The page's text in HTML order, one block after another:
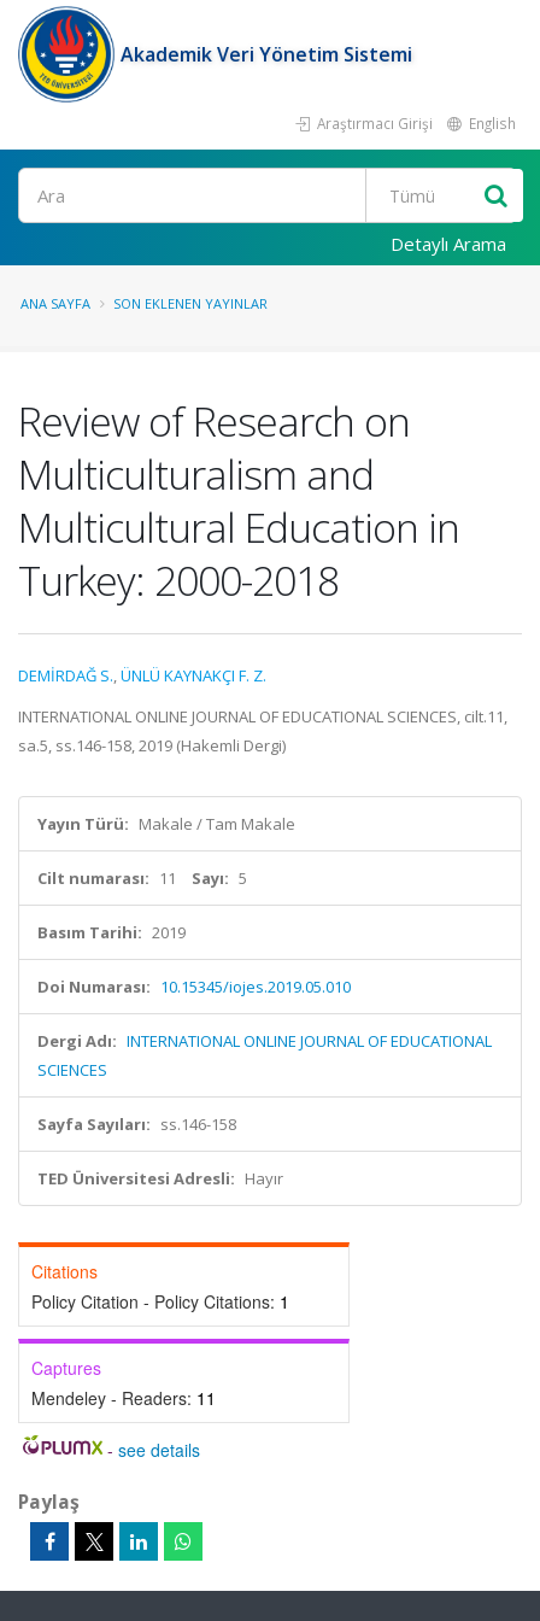
Akademik Veri Yönetim Sistemi
Araştırmacı Girişi English
Ara
Detaylı Arama
ANA SAYFA SON EKLENEN YAYINLAR
Review of Research on
Multiculturalism and
Multicultural Education in
Turkey: 2000-2018
DEMİRDAĞ S.,ÜNLÜ KAYNAKÇI F. Z.
INTERNATIONAL ONLINE JOURNAL OF EDUCATIONAL SCIENCES, cilt.11,
sa.5, ss.146-158, 2019 (Hakemli Dergi)
Yayın Türü: Makale / Tam Makale
Cilt numarası: 11 Sayı: 5
Basım Tarihi: 2019
Doi Numarası: 10.15345/iojes.2019.05.010
Dergi Adı: INTERNATIONAL ONLINE JOURNAL OF EDUCATIONAL
SCIENCES
Sayfa Sayıları: ss.146-158
TED Üniversitesi Adresli: Hayır
Citations
Policy Citation - Policy Citations: 1
Captures
Mendeley - Readers: 11
- see details
Paylaş